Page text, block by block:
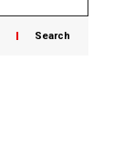
Search